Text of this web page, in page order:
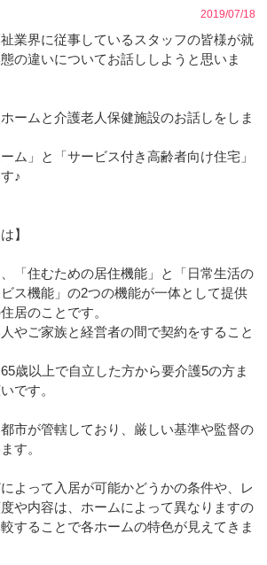
2019/07/18
業界に従事しているスタッフの皆様が就
の違いについてお話ししようと思いま
ームと介護老人保健施設のお話しをしま
ム」と「サービス付き高齢者向け住宅」
♪
】
「住むための居住機能」と「日常生活の
ス機能」の2つの機能が一体として提供
居のことです。
やご家族と経営者の間で契約をすること
歳以上で自立した方から要介護5の方ま
です。
市が管轄しており、厳しい基準や監督の
す。
よって入居が可能かどうかの条件や、レ
や内容は、ホームによって異なりますの
することで各ホームの特色が見えてきま